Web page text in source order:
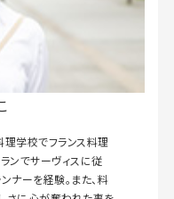
理学校でフランス料理
ンでサーヴィスに従
ナーを経験。また、料